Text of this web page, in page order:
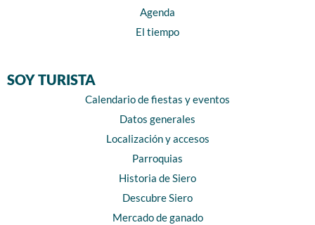
Agenda
El tiempo
SOY TURISTA
Calendario de fiestas y eventos
Datos generales
Localización y accesos
Parroquias
Historia de Siero
Descubre Siero
Mercado de ganado